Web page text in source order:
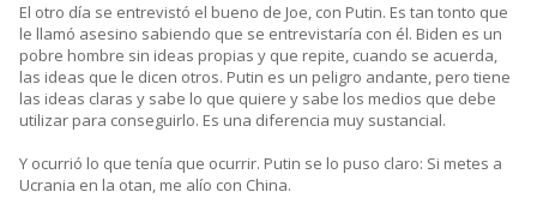
El otro día se entrevistó el bueno de Joe, con Putin. Es tan tonto que
le llamó asesino sabiendo que se entrevistaría con él. Biden es un
pobre hombre sin ideas propias y que repite, cuando se acuerda,
las ideas que le dicen otros. Putin es un peligro andante, pero tiene
las ideas claras y sabe lo que quiere y sabe los medios que debe
utilizar para conseguirlo. Es una diferencia muy sustancial.
Y ocurrió lo que tenía que ocurrir. Putin se lo puso claro: Si metes a
Ucrania en la otan, me alío con China.